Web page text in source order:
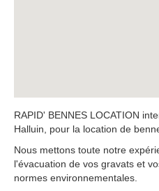
RAPID' BENNES LOCATION
Halluin, pour la location de
Nous mettons toute notre
l'évacuation de vos gravats et
normes environnementales.